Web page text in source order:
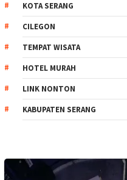
KOTA SERANG
CILEGON
TEMPAT WISATA
HOTEL MURAH
LINK NONTON
KABUPATEN SERANG